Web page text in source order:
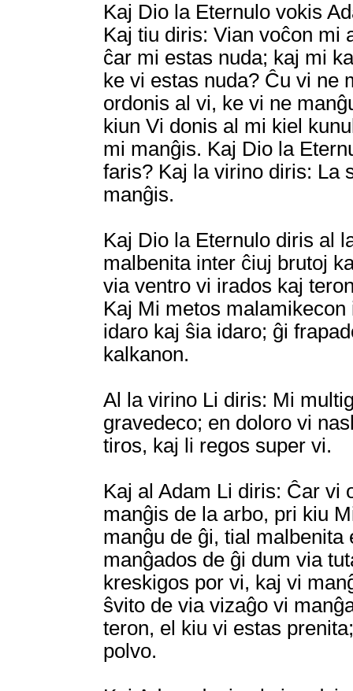
Kaj Dio la Eternulo vokis
Kaj tiu diris: Vian voĉon mi
ĉar mi estas nuda; kaj mi
ke vi estas nuda? Ĉu vi ne
ordonis al vi, ke vi ne
kiun Vi donis al mi kiel
mi manĝis. Kaj Dio la
faris? Kaj la virino diris: La
manĝis.
Kaj Dio la Eternulo diris al
malbenita inter ĉiuj brutoj
via ventro vi irados kaj
Kaj Mi metos
idaro kaj ŝia idaro; ĝi
kalkanon.
Al la virino Li diris: Mi
gravedeco; en doloro vi
tiros, kaj li regos super vi.
Kaj al Adam Li diris: Ĉar vi
manĝis de la arbo, pri kiu
manĝu de ĝi, tial
manĝados de ĝi dum via
kreskigos por vi, kaj vi
ŝvito de via vizaĝo vi
teron, el kiu vi estas
polvo.